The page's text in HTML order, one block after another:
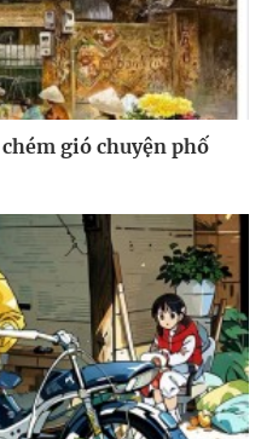
gió chuyện phố